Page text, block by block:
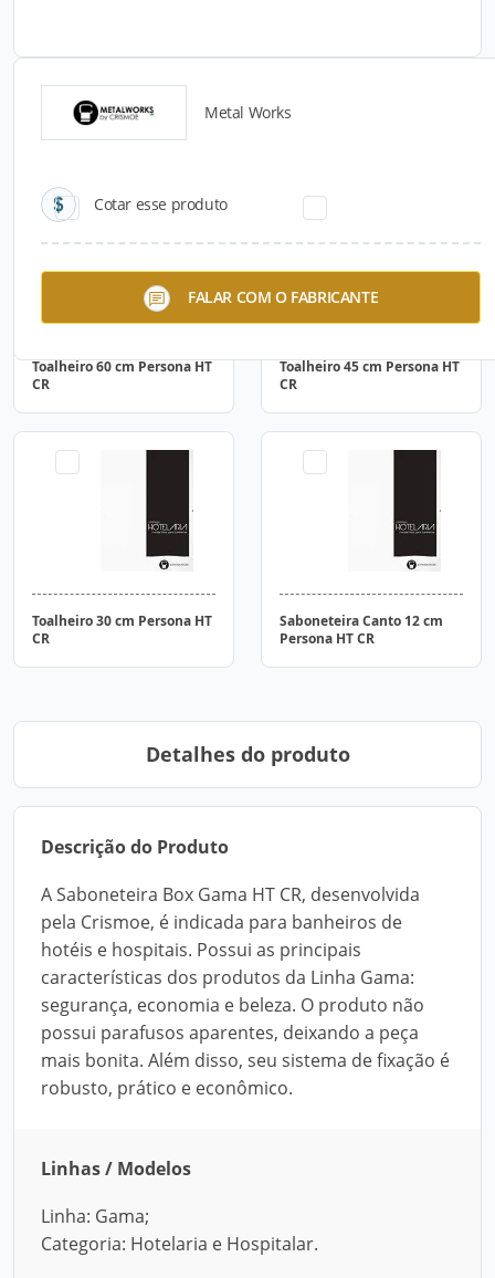
Metal Works
Cotar esse produto
FALAR COM O FABRICANTE
Catálogos para Download
Toalheiro 60 cm Persona HT
CR
Toalheiro 45 cm Persona HT
CR
Toalheiro 30 cm Persona HT
CR
Saboneteira Canto 12 cm
Persona HT CR
Detalhes do produto
Descrição do Produto
A Saboneteira Box Gama HT CR, desenvolvida
pela Crismoe, é indicada para banheiros de
hotéis e hospitais. Possui as principais
características dos produtos da Linha Gama:
segurança, economia e beleza. O produto não
possui parafusos aparentes, deixando a peça
mais bonita. Além disso, seu sistema de fixação é
robusto, prático e econômico.
Linhas / Modelos
Linha: Gama;
Categoria: Hotelaria e Hospitalar.